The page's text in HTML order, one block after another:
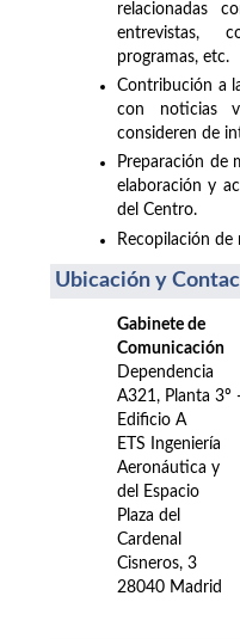
relacionadas
entrevistas,
programas, etc.
Contribución a
con noticias
consideren de
Preparación de
elaboración y
del Centro.
Recopilación
Ubicación y
Gabinete de
Comunicación
Dependencia
A321, Planta 3º
Edificio A
ETS Ingeniería
Aeronáutica y
del Espacio
Plaza del
Cardenal
Cisneros, 3
28040 Madrid